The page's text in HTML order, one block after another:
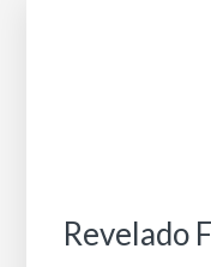
Revelado